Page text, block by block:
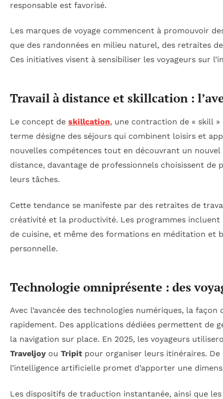
responsable est favorisé.
Les marques de voyage commencent à promouvoir
que des randonnées en milieu naturel, des retraites
Ces initiatives visent à sensibiliser les voyageurs sur
Travail à distance et skillcation :
Le concept de skillcation, une contraction de « skill »
terme désigne des séjours qui combinent loisirs et
nouvelles compétences tout en découvrant un
distance, davantage de professionnels choisissent
leurs tâches.
Cette tendance se manifeste par des retraites de
créativité et la productivité. Les programmes incluent
de cuisine, et même des formations en méditation et
personnelle.
Technologie omniprésente : des
Avec l’avancée des technologies numériques, la
rapidement. Des applications dédiées permettent de
la navigation sur place. En 2025, les voyageurs
Traveljoy ou Tripit pour organiser leurs itinéraires.
l’intelligence artificielle promet d’apporter une
Les dispositifs de traduction instantanée, ainsi que